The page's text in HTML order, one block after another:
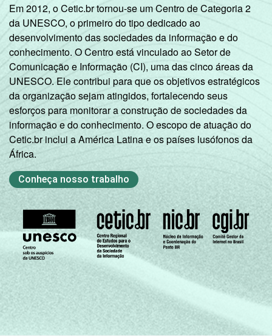
Em 2012, o Cetic.br tornou-se um Centro de Categoria 2
da UNESCO, o primeiro do tipo dedicado ao
desenvolvimento das sociedades da informação e do
conhecimento. O Centro está vinculado ao Setor de
Comunicação e Informação (CI), uma das cinco áreas da
UNESCO. Ele contribui para que os objetivos estratégicos
da organização sejam atingidos, fortalecendo seus
esforços para monitorar a construção de sociedades da
informação e do conhecimento. O escopo de atuação do
Cetic.br inclui a América Latina e os países lusófonos da
África.
Conheça nosso trabalho